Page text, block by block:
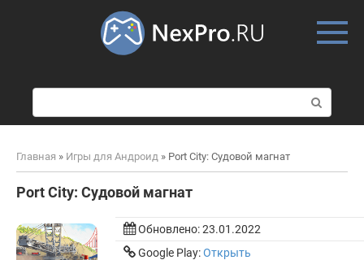
о
и
к
Главная » Игры для Андроид » Port City: Судовой магнат
Port City: Судовой магнат
Обновлено:23.01.2022
Google Play:Открыть